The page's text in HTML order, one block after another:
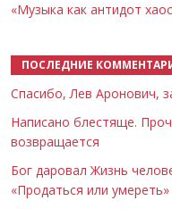
«Музыка как антидот
ПОСЛЕДНИЕ
Спасибо, Лев Аронович,
Написано блестяще.
возвращается
Бог даровал Жизнь
«Продаться или умереть»